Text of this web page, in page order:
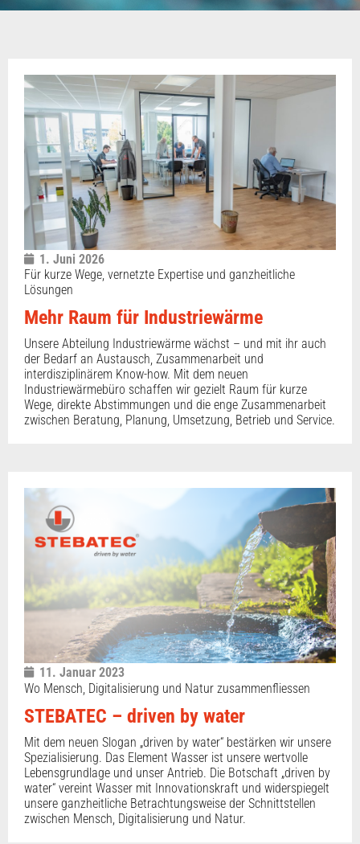
1. Juni 2026
Für kurze Wege, vernetzte Expertise und ganzheitliche
Lösungen
Mehr Raum für Industriewärme
Unsere Abteilung Industriewärme wächst – und mit ihr auch
der Bedarf an Austausch, Zusammenarbeit und
interdisziplinärem Know-how. Mit dem neuen
Industriewärmebüro schaffen wir gezielt Raum für kurze
Wege, direkte Abstimmungen und die enge Zusammenarbeit
zwischen Beratung, Planung, Umsetzung, Betrieb und Service.
11. Januar 2023
Wo Mensch, Digitalisierung und Natur zusammenfliessen
STEBATEC – driven by water
Mit dem neuen Slogan „driven by water“ bestärken wir unsere
Spezialisierung. Das Element Wasser ist unsere wertvolle
Lebensgrundlage und unser Antrieb. Die Botschaft „driven by
water“ vereint Wasser mit Innovationskraft und widerspiegelt
unsere ganzheitliche Betrachtungsweise der Schnittstellen
zwischen Mensch, Digitalisierung und Natur.